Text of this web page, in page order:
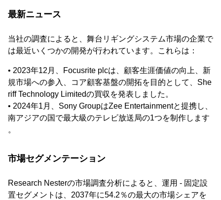
最新ニュース
当社の調査によると、舞台リギングシステム市場の企業で
は最近いくつかの開発が行われています。これらは：
• 2023年12月、Focusrite plcは、顧客生涯価値の向上、新
規市場への参入、コア顧客基盤の開拓を目的として、She
riff Technology Limitedの買収を発表しました。
• 2024年1月、Sony GroupはZee Entertainmentと提携し、
南アジアの国で最大級のテレビ放送局の1つを制作します
。
市場セグメンテーション
Research Nesterの市場調査分析によると、運用 - 固定設
置セグメントは、2037年に54.2％の最大の市場シェアを